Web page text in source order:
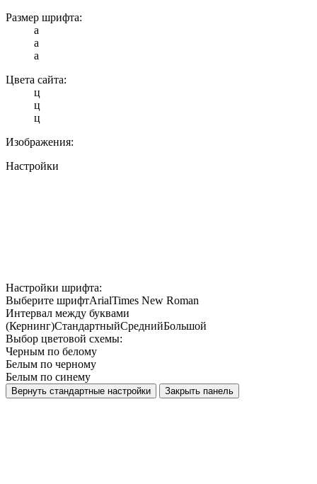
Размер шрифта:
a
a
a
Цвета сайта:
ц
ц
ц
Изображения:
Настройки
Настройки шрифта:
Выберите шрифтArialTimes New Roman
Интервал между буквами
(Кернинг)СтандартныйСреднийБольшой
Выбор цветовой схемы:
Черным по белому
Белым по черному
Белым по синему
Вернуть стандартные настройки Закрыть панель